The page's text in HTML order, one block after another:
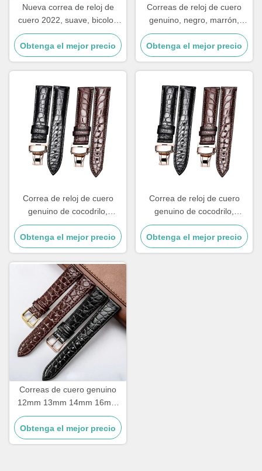
Nueva correa de reloj de
cuero 2022, suave, bicolor,
rugosa, deportiva, hecha a
mano, 18mm 20mm 22mm
24mm
Obtenga el mejor precio
Correas de reloj de cuero
genuino, negro, marrón,
resistentes al desgaste, a
prueba de sudor, 18 mm, 20
mm, 22 mm, 24 mm,
accesorios de reloj, alta
calidad
Obtenga el mejor precio
Correa de reloj de cuero
genuino de cocodrilo,
pulsera, pulsera, accesorios
de reparación de reloj,
patrón de lagarto para lujo
superior
Obtenga el mejor precio
Correa de reloj de cuero
genuino de cocodrilo,
pulsera, pulsera, accesorios
de reparación de reloj,
patrón de lagarto para lujo
Obtenga el mejor precio
Correas de cuero genuino
12mm 13mm 14mm 16mm
18mm 20mm Reloj de moda
para hombre y mujer, alta
calidad, colores marrón y
Obtenga el mejor precio